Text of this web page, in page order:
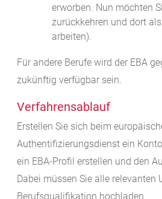
erworben. Nun möchten
zurückkehren und dort
arbeiten).
Für andere Berufe wird der EBA
zukünftig verfügbar sein.
Verfahrensablauf
Erstellen Sie sich beim
Authentifizierungsdienst ein
ein EBA-Profil erstellen und den
Dabei müssen Sie alle relevanten
Berufsqualifikation hochladen.